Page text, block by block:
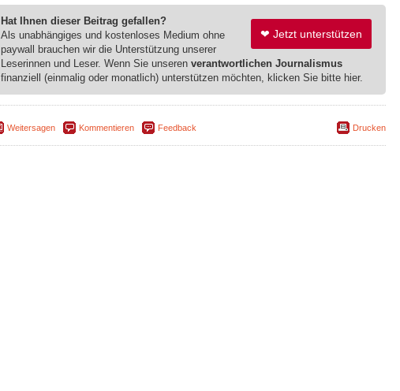
❤ Jetzt unterstützen
Hat Ihnen dieser Beitrag gefallen?
Als unabhängiges und kostenloses Medium ohne
paywall brauchen wir die Unterstützung unserer
Leserinnen und Leser. Wenn Sie unseren verantwortlichen Journalismus
finanziell (einmalig oder monatlich) unterstützen möchten, klicken Sie bitte hier.
Weitersagen Kommentieren Feedback Drucken